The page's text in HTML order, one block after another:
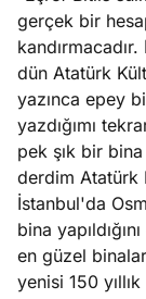
gerçek bir
kandırmacadır.
dün Atatürk
yazınca epey
yazdığımı
pek şık bir
derdim Atatürk
İstanbul'da
bina
en güzel
yenisi 150